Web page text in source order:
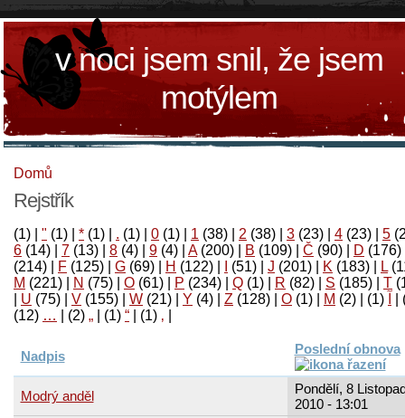
v noci jsem snil, že jsem
motýlem
Domů
Rejstřík
(1) " (1) * (1) . (1) 0 (1) 1 (38) 2 (38) 3 (23) 4 (23) 5
6 (14) 7 (13) 8 (4) 9 (4) A(200) B (109) Č (90) D (176)
(214)
F (125) G (69) H (122) (51) J (201) K (183) L
M (221) N (75) O (61) P (234) Q (1) R (82) S (185) T
U (75) V (155) W (21) Y (4) Z (128) Ο (1) М (2)
(1)
‚
(1)
“
(1)
„
(2)
…
(12)
Nadpis Poslední obnova
Modrý anděl
Pondělí, 8
2010 - 13:01